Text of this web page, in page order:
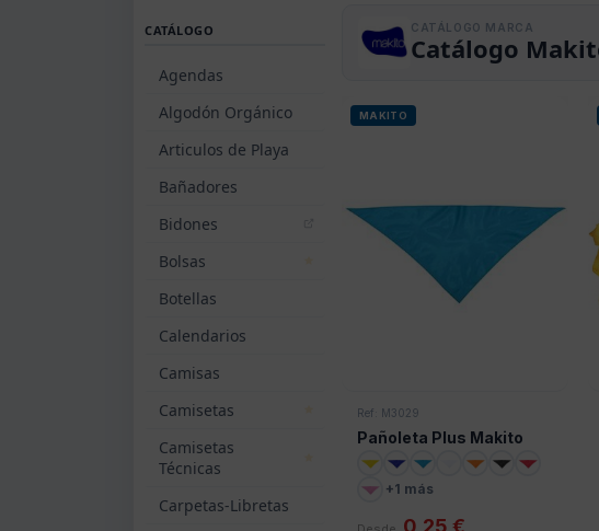
CATÁLOGO
Agendas
Algodón Orgánico
Articulos de Playa
Bañadores
Bidones
Bolsas
Botellas
Calendarios
Camisas
Camisetas
Camisetas
Técnicas
Carpetas-Libretas
CATÁLOGO MARCA
Catálogo
MAKITO
Ref: M3029
Pañoleta Plus Makito
+1 más
0,25 €